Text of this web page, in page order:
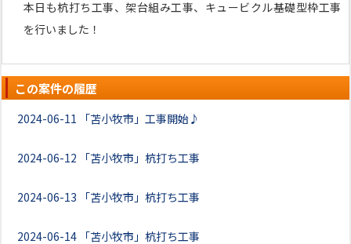
本日も杭打ち工事、架台組み工事、キュービクル基礎型枠工事
を行いました！
この案件の履歴
2024-06-11 「苫小牧市」工事開始♪
2024-06-12 「苫小牧市」杭打ち工事
2024-06-13 「苫小牧市」杭打ち工事
2024-06-14 「苫小牧市」杭打ち工事